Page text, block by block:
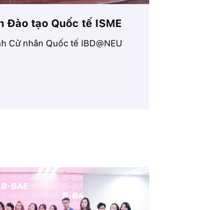
Đào tạo Quốc tế ISME
Cử nhân Quốc tế IBD@NEU